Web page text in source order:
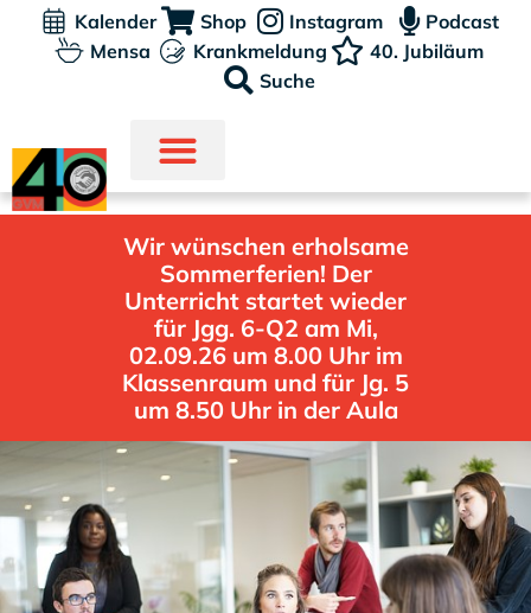
Kalender Shop Instagram
Podcast
Mensa
Krankmeldung
40. Jubiläum
Suche
Wir wünschen erholsame
Sommerferien! Der
Unterricht startet wieder
für Jgg. 6-Q2 am Mi,
02.09.26 um 8.00 Uhr im
Klassenraum und für Jg. 5
um 8.50 Uhr in der Aula